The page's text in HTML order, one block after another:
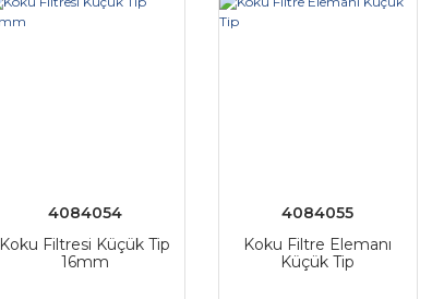
4084054
Koku Filtresi Küçük Tip
16mm
4084055
Koku Filtre Elemanı
Küçük Tip